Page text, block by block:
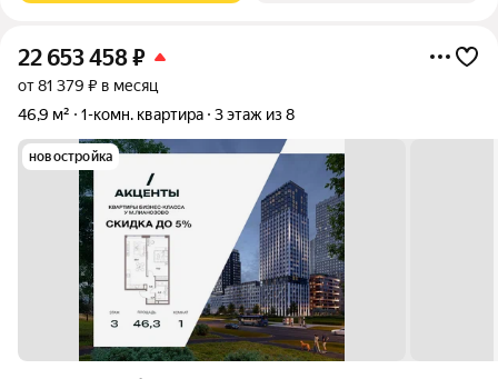
22 653 458₽
от 81 379 ₽ в месяц
46,9 м²
1-комн. квартира 3 этаж из 8
новостройка